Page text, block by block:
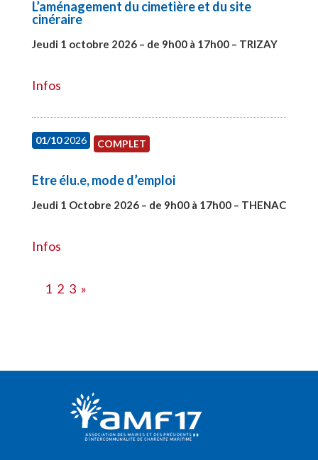
L’aménagement du cimetière et du site
cinéraire
Jeudi 1 octobre 2026 – de 9h00 à 17h00 – TRIZAY
Infos
01/102026 COMPLET
Etre élu.e, mode d’emploi
Jeudi 1 Octobre 2026 – de 9h00 à 17h00 – THENAC
Infos
1 2 3 »